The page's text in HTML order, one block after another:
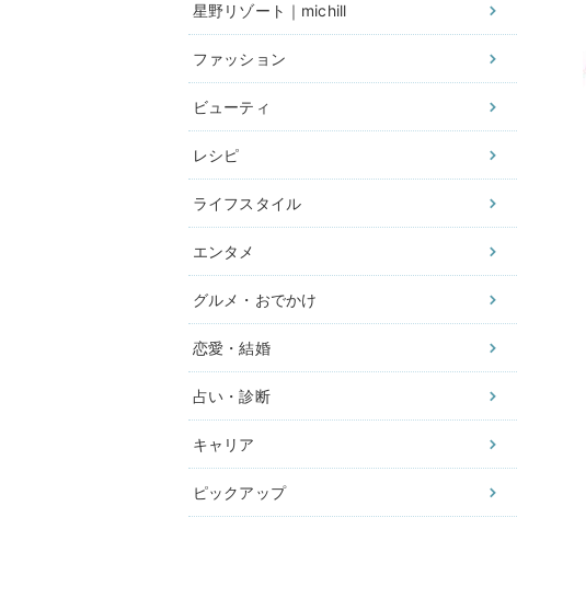
星野リゾート｜michill
ファッション
ビューティ
レシピ
ライフスタイル
エンタメ
グルメ・おでかけ
恋愛・結婚
占い・診断
キャリア
ピックアップ